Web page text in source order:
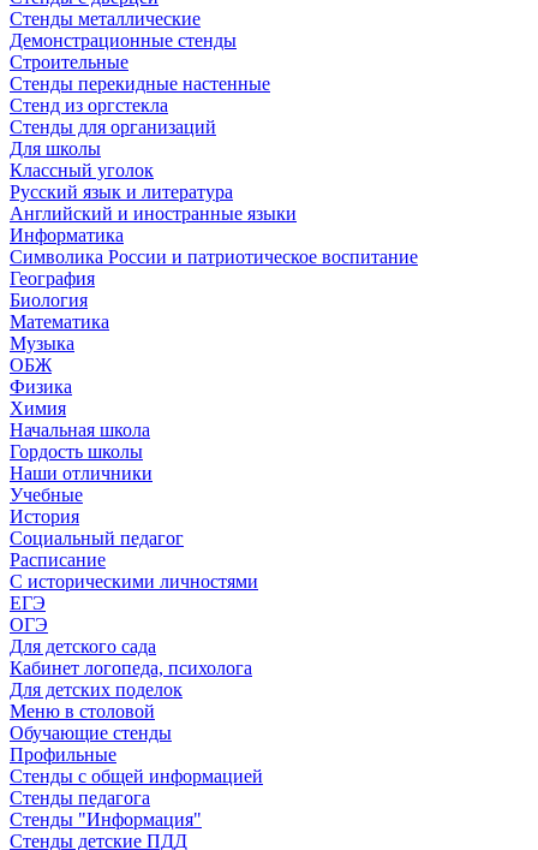
Стенды металлические
Демонстрационные стенды
Строительные
Стенды перекидные настенные
Стенд из оргстекла
Стенды для организаций
Для школы
Классный уголок
Русский язык и литература
Английский и иностранные языки
Информатика
Символика России и патриотическое воспитание
География
Биология
Математика
Музыка
ОБЖ
Физика
Химия
Начальная школа
Гордость школы
Наши отличники
Учебные
История
Социальный педагог
Расписание
С историческими личностями
ЕГЭ
ОГЭ
Для детского сада
Кабинет логопеда, психолога
Для детских поделок
Меню в столовой
Обучающие стенды
Профильные
Стенды с общей информацией
Стенды педагога
Стенды "Информация"
Стенды детские ПДД